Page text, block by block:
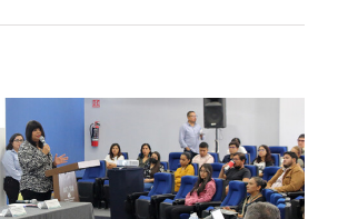
para cumplir con norma